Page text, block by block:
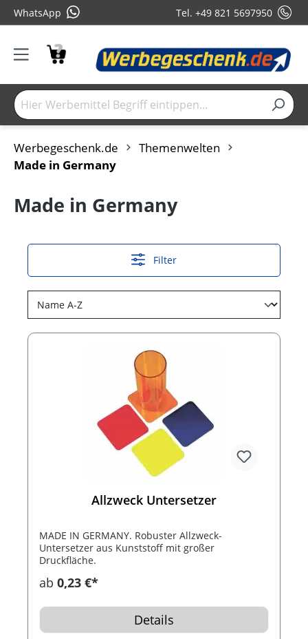
WhatsApp Tel. +49 821 5697950
Werbegeschenk.de
Themenwelten
Made in Germany
Made in Germany
Filter
Allzweck Untersetzer
MADE IN GERMANY. Robuster Allzweck-
Untersetzer aus Kunststoff mit großer
Druckfläche.
ab 0,23 €*
Details